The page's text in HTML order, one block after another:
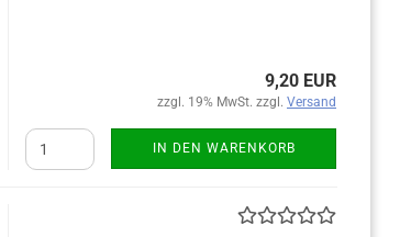
9,20 EUR
zzgl. 19% MwSt. zzgl. Versand
IN DEN WARENKORB